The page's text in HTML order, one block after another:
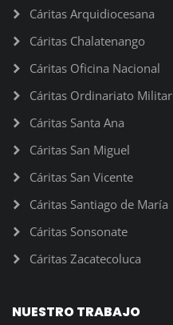
Cáritas Arquidiocesana
Cáritas Chalatenango
Cáritas Oficina Nacional
Cáritas Ordinariato Militar
Cáritas Santa Ana
Cáritas San Miguel
Cáritas San Vicente
Cáritas Santiago de María
Cáritas Sonsonate
Cáritas Zacatecoluca
NUESTRO TRABAJO